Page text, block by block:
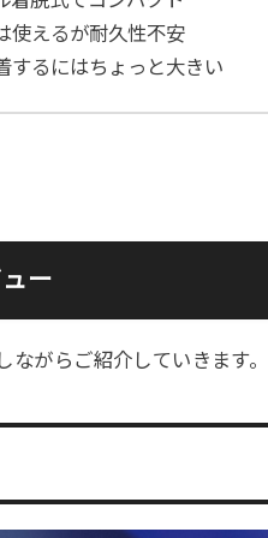
使えるが耐久性不安
するにはちょっと大きい
ー
ながらご紹介していきます。